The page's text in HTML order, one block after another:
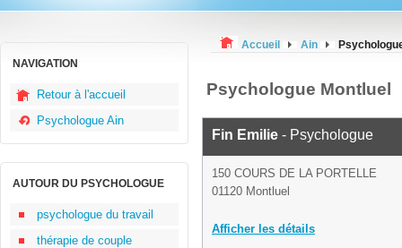
NAVIGATION
Retour à l'accueil
Psychologue Ain
AUTOUR DU PSYCHOLOGUE
psychologue du travail
thérapie de couple
Accueil Ain
Psychologue Montluel
Fin Emilie - Psychologue
150 COURS DE LA PORTELLE
01120 Montluel
Afficher les détails